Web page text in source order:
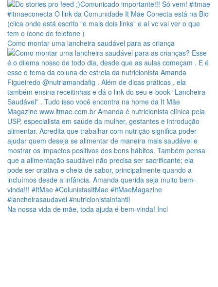
Como montar uma lancheira saudável para as criança
Na nossa vida de mãe, toda ajuda é bem-vinda! Incl